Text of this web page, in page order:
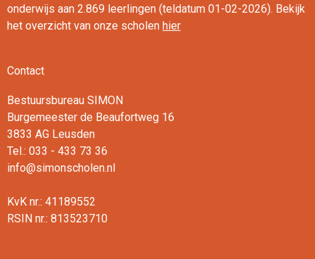
onderwijs aan 2.869 leerlingen (teldatum 01-02-2026). Bekijk
het overzicht van onze scholen hier
Contact
Bestuursbureau SIMON
Burgemeester de Beaufortweg 16
3833 AG Leusden
Tel.: 033 - 433 73 36
info@simonscholen.nl
KvK nr.: 41189552
RSIN nr.: 813523710